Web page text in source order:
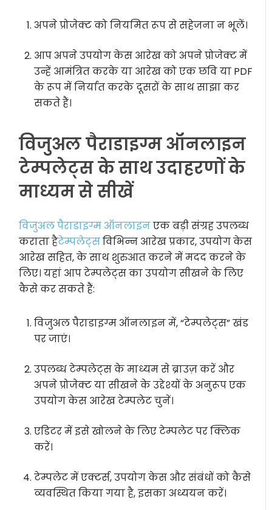
अपने प्रोजेक्ट को नियमित रूप से सहेजना न भूलें।
आप अपने उपयोग केस आरेख को अपने प्रोजेक्ट में
उन्हें आमंत्रित करके या आरेख को एक छवि या PDF
के रूप में निर्यात करके दूसरों के साथ साझा कर
सकते हैं।
विजुअल पैराडाइग्म ऑनलाइन
टेम्पलेट्स के साथ उदाहरणों के
माध्यम से सीखें
विजुअल पैराडाइग्म ऑनलाइनएक बड़ी संग्रह उपलब्ध
कराता हैटेम्पलेट्सविभिन्न आरेख प्रकार, उपयोग केस
आरेख सहित, के साथ शुरुआत करने में मदद करने के
लिए। यहां आप टेम्पलेट्स का उपयोग सीखने के लिए
कैसे कर सकते हैं:
विजुअल पैराडाइग्म ऑनलाइन में, “टेम्पलेट्स” खंड
पर जाएं।
उपलब्ध टेम्पलेट्स के माध्यम से ब्राउज़ करें और
अपने प्रोजेक्ट या सीखने के उद्देश्यों के अनुरूप एक
उपयोग केस आरेख टेम्पलेट चुनें।
एडिटर में इसे खोलने के लिए टेम्पलेट पर क्लिक
करें।
टेम्पलेट में एक्टर्स, उपयोग केस और संबंधों को कैसे
व्यवस्थित किया गया है, इसका अध्ययन करें।